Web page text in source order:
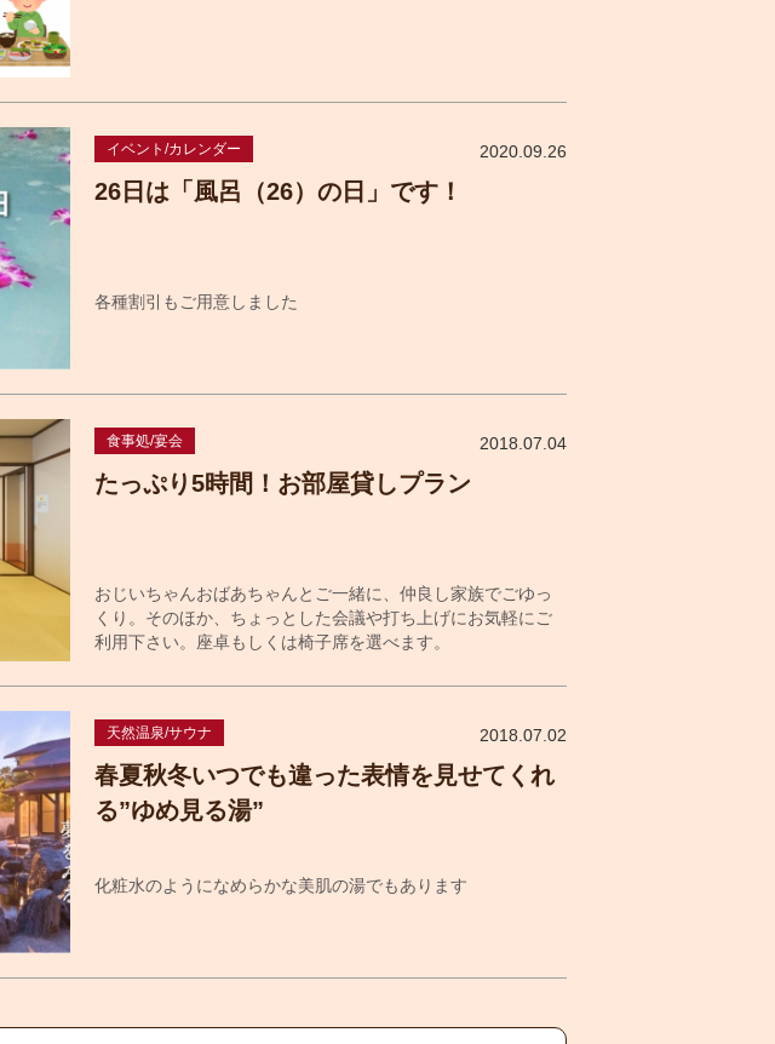
イベント/カレンダー 2020.09.26
26日は「風呂（26）の日」です！
各種割引もご用意しました
食事処/宴会 2018.07.04
たっぷり5時間！お部屋貸しプラン
おじいちゃんおばあちゃんとご一緒に、仲良し家族でごゆっ
くり。そのほか、ちょっとした会議や打ち上げにお気軽にご
利用下さい。座卓もしくは椅子席を選べます。
天然温泉/サウナ 2018.07.02
春夏秋冬いつでも違った表情を見せてくれ
る”ゆめ見る湯”
化粧水のようになめらかな美肌の湯でもあります